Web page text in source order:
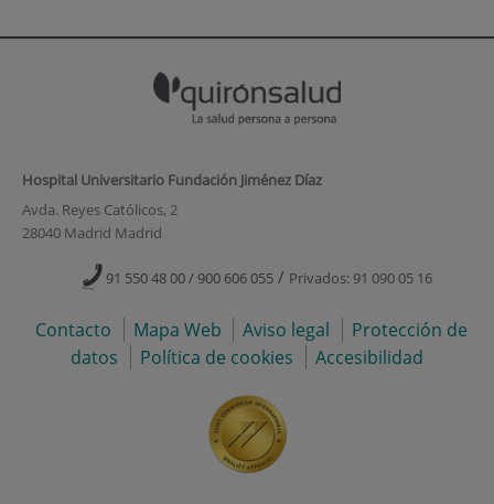
Hospital Universitario Fundación Jiménez Díaz
Avda. Reyes Católicos, 2
28040 Madrid Madrid
91 550 48 00 / 900 606 055 / Privados: 91 090 05 16
Contacto Mapa Web Aviso legal
Protección de
datos
Política de cookies Accesibilidad